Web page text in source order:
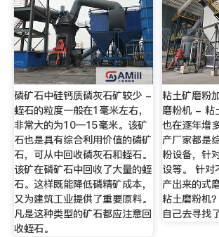
磷矿石中硅钙质磷灰石矿较少 -
蛭石的粒度一般在1毫米左右，
非常大的为10―15毫米。该矿
石也是具有综合利用价值的磷矿
石，可从中回收磷灰石和蛭石。
该矿在磷矿石中回收了大量的蛭
石。这样既能降低磷精矿成本，
又为建筑工业提供了重要原料。
凡是这种类型的矿石都应注意回
收蛭石。
粘土矿磨粉
磨粉机 - 粘
也在逐年增
产厂家都是
粉设备，针
设等。 针对
产出来的式
粘土磨粉机
自己去寻找了